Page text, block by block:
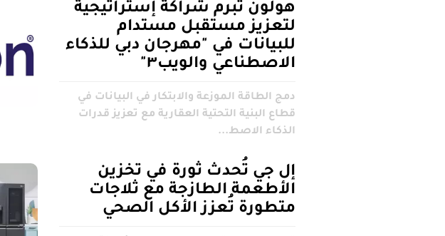
هولون تُبرم شراكة إستراتيجية
لتعزيز مستقبل مستدام
للبيانات في "مهرجان دبي للذكاء
الاصطناعي والويب٣"
دمج الطاقة الموزعة والابتكار في البيانات في
قطاع البنية التحتية العقارية مع تعزيز قدرات
الذكاء الاصط...
إل جي تُحدث ثورة في تخزين
الأطعمة الطازجة مع ثلاجات
متطورة تُعزز الأكل الصحي